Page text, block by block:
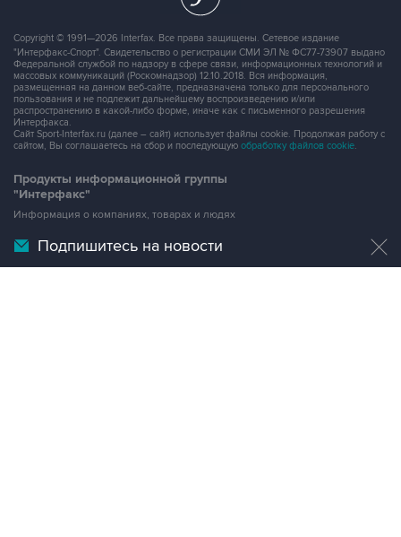
Copyright © 1991—2026 Interfax. Все права защищены. Сетевое издание
"Интерфакс-Спорт". Свидетельство о регистрации СМИ ЭЛ № ФС77-73907 выдано
Федеральной службой по надзору в сфере связи, информационных технологий и
массовых коммуникаций (Роскомнадзор) 12.10.2018. Вся информация,
размещенная на данном веб-сайте, предназначена только для персонального
пользования и не подлежит дальнейшему воспроизведению и/или
распространению в какой-либо форме, иначе как с письменного разрешения
Интерфакса.
Сайт Sport-Interfax.ru (далее – сайт) использует файлы cookie. Продолжая работу с
сайтом, Вы соглашаетесь на сбор и последующую обработку файлов cookie.
Продукты информационной группы
"Интерфакс"
Информация о компаниях, товарах и людях
X-Compliance
СКАУТ
Маркер
Подпишитесь на новости